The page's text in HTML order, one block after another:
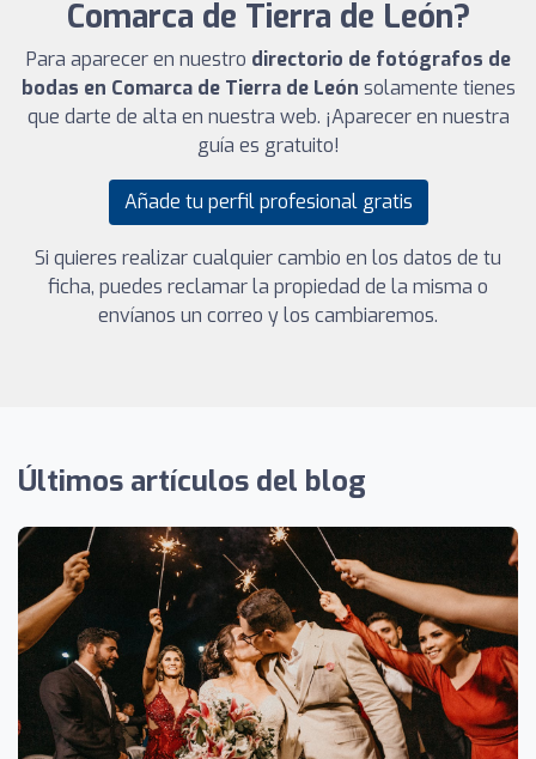
Comarca de Tierra de León?
Para aparecer en nuestro directorio de fotógrafos de
bodas en Comarca de Tierra de León solamente tienes
que darte de alta en nuestra web. ¡Aparecer en nuestra
guía es gratuito!
Añade tu perfil profesional gratis
Si quieres realizar cualquier cambio en los datos de tu
ficha, puedes reclamar la propiedad de la misma o
envíanos un correo y los cambiaremos.
Últimos artículos del blog